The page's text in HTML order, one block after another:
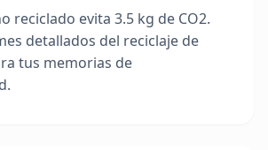
reciclado evita 3.5 kg de CO2.
detallados del reciclaje de
tus memorias de